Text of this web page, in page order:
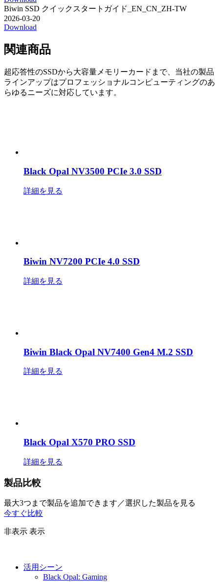
Biwin SSD クイックスタートガイド_EN_CN_ZH-TW
2026-03-20
Download
関連商品
超応答性のSSDから大容量メモリーカードまで、当社の製品
ラインアップはプロフェッショナルコンピューティングのあ
らゆるニーズに対応しています。
Black Opal NV3500 PCIe 3.0 SSD
詳細を見る
Biwin NV7200 PCIe 4.0 SSD
詳細を見る
Biwin Black Opal NV7400 Gen4 M.2 SSD
詳細を見る
Black Opal X570 PRO SSD
詳細を見る
製品比較
最大3つまで製品を追加できます／選択した製品を見る
今すぐ比較
非表示 表示
活用シーン
Black Opal: Gaming